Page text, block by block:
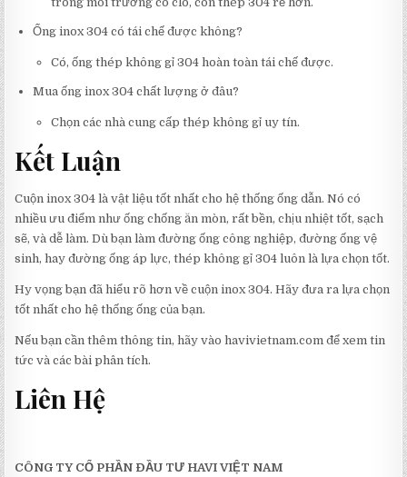
Ống inox 304 có tái chế được không?
Có, ống thép không gỉ 304 hoàn toàn tái chế được.
Mua ống inox 304 chất lượng ở đâu?
Chọn các nhà cung cấp thép không gỉ uy tín.
Kết Luận
Cuộn inox 304 là vật liệu tốt nhất cho hệ thống ống dẫn. Nó có
nhiều ưu điểm như ống chống ăn mòn, rất bền, chịu nhiệt tốt, sạch
sẽ, và dễ làm. Dù bạn làm đường ống công nghiệp, đường ống vệ
sinh, hay đường ống áp lực, thép không gỉ 304 luôn là lựa chọn tốt.
Hy vọng bạn đã hiểu rõ hơn về cuộn inox 304. Hãy đưa ra lựa chọn
tốt nhất cho hệ thống ống của bạn.
Nếu bạn cần thêm thông tin, hãy vào havivietnam.com để xem tin
tức và các bài phân tích.
Liên Hệ
CÔNG TY CỔ PHẦN ĐẦU TƯ HAVI VIỆT NAM